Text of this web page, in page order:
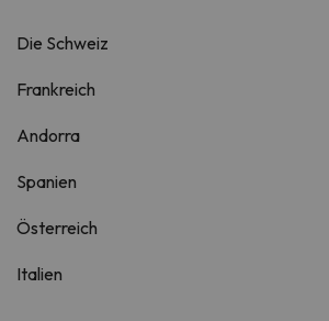
Die Schweiz
Frankreich
Andorra
Spanien
Österreich
Italien